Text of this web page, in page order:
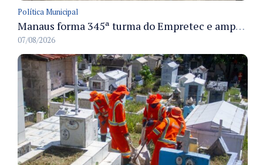
Política Municipal
Manaus forma 345ª turma do Empretec e amplia qualificação de empreendedores na cidade
07/08/2026